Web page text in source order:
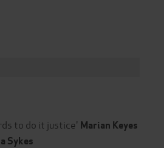
to do it justice' Marian Keyes
Sykes